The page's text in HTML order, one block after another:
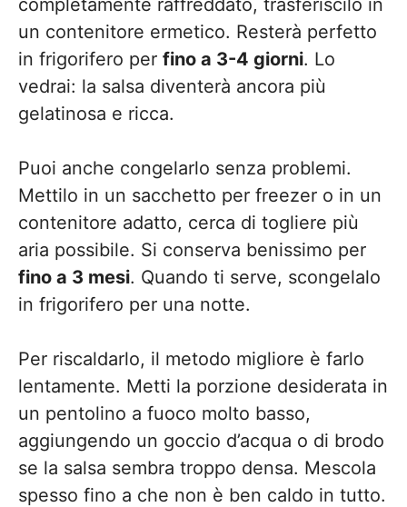
completamente raffreddato, trasferiscilo in
un contenitore ermetico. Resterà perfetto
in frigorifero per fino a 3-4 giorni. Lo
vedrai: la salsa diventerà ancora più
gelatinosa e ricca.
Puoi anche congelarlo senza problemi.
Mettilo in un sacchetto per freezer o in un
contenitore adatto, cerca di togliere più
aria possibile. Si conserva benissimo per
fino a 3 mesi. Quando ti serve, scongelalo
in frigorifero per una notte.
Per riscaldarlo, il metodo migliore è farlo
lentamente. Metti la porzione desiderata in
un pentolino a fuoco molto basso,
aggiungendo un goccio d’acqua o di brodo
se la salsa sembra troppo densa. Mescola
spesso fino a che non è ben caldo in tutto.